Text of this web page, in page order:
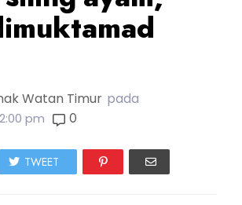
Watan Timur pada
pm 0
TWEET